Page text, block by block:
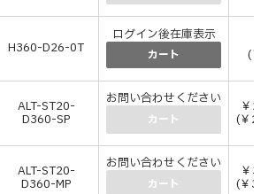
H360-D26-0T
ログイン後在庫表示
カート (￥
ALT-ST20-
D360-SP
お問い合わせください
カート
￥
(￥
ALT-ST20-
D360-MP
お問い合わせください
カート
￥
(￥